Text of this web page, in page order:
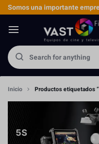
Somos una importante
Inicio Productos etiquetados
5S